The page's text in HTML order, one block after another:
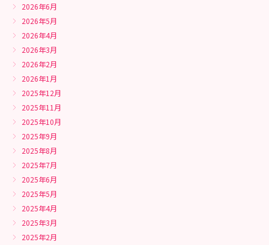
2026年6月
2026年5月
2026年4月
2026年3月
2026年2月
2026年1月
2025年12月
2025年11月
2025年10月
2025年9月
2025年8月
2025年7月
2025年6月
2025年5月
2025年4月
2025年3月
2025年2月